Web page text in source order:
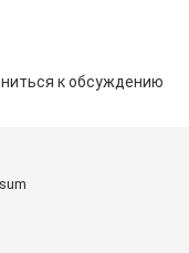
к обсуждению